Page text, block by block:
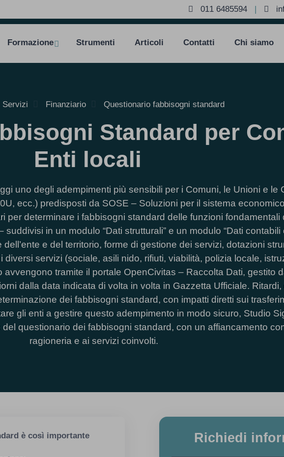
011 6485594 |
Formazione Strumenti Articoli Contatti Chi siamo
Servizi Finanziario Questionario fabbisogni standard
Standard per
Enti locali
uno degli adempimenti più sensibili per i Comuni, le Unioni e le
ecc.) predisposti da SOSE – Soluzioni per il sistema
per determinare i fabbisogni standard delle funzioni fondamentali
in un modulo “Dati strutturali” e un modulo “Dati contabili
e del territorio, forme di gestione dei servizi, dotazioni
servizi (sociale, asili nido, rifiuti, viabilità, polizia locale,
avvengono tramite il portale OpenCivitas – Raccolta Dati, gestito
dalla data indicata di volta in volta in Gazzetta Ufficiale.
dei fabbisogni standard, con impatti diretti sui
gli enti a gestire questo adempimento in modo sicuro, Studio
questionario dei fabbisogni standard, con un affiancamento
ragioneria e ai servizi coinvolti.
è così importante Richiedi